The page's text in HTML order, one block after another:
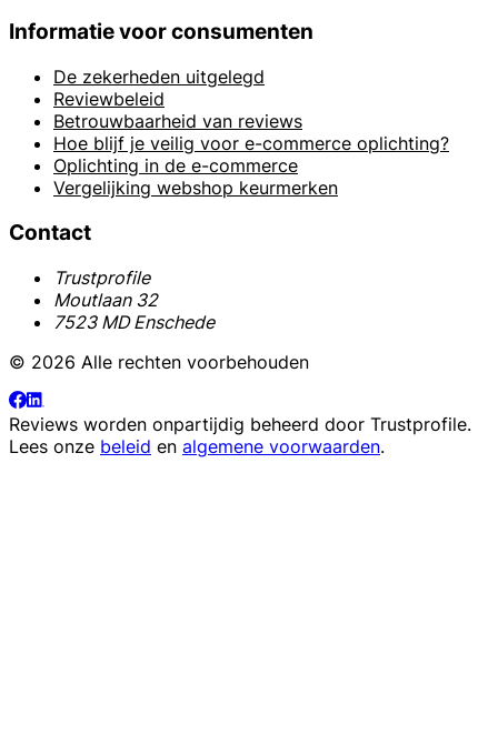
Informatie voor consumenten
De zekerheden uitgelegd
Reviewbeleid
Betrouwbaarheid van reviews
Hoe blijf je veilig voor e-commerce oplichting?
Oplichting in de e-commerce
Vergelijking webshop keurmerken
Contact
Trustprofile
Moutlaan 32
7523 MD Enschede
© 2026 Alle rechten voorbehouden
Reviews worden onpartijdig beheerd door Trustprofile.
Lees onze beleid en algemene voorwaarden.